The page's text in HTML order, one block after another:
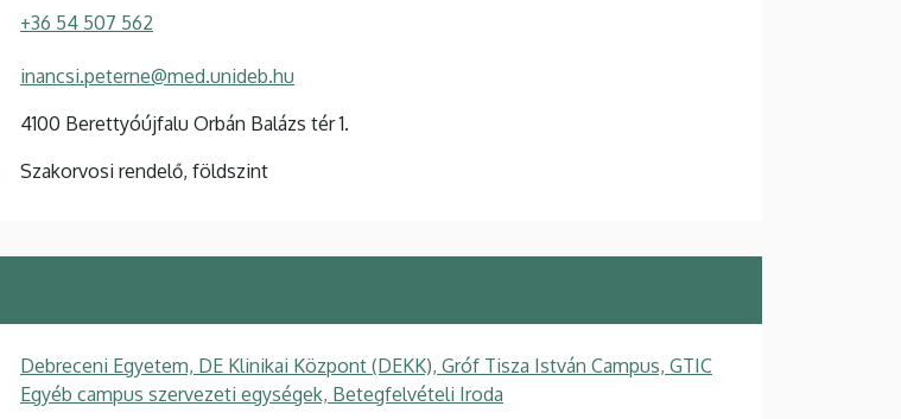
+36 54 507 562
inancsi.peterne@med.unideb.hu
4100 Berettyóújfalu Orbán Balázs tér 1.
Szakorvosi rendelő, földszint
Debreceni Egyetem, DE Klinikai Központ (DEKK), Gróf Tisza István Campus, GTIC
Egyéb campus szervezeti egységek, Betegfelvételi Iroda